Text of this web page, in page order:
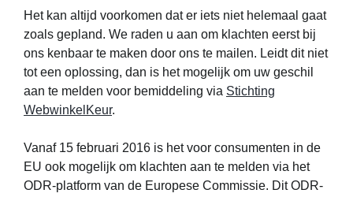
Het kan altijd voorkomen dat er iets niet helemaal gaat
zoals gepland. We raden u aan om klachten eerst bij
ons kenbaar te maken door ons te mailen. Leidt dit niet
tot een oplossing, dan is het mogelijk om uw geschil
aan te melden voor bemiddeling via Stichting
WebwinkelKeur.
Vanaf 15 februari 2016 is het voor consumenten in de
EU ook mogelijk om klachten aan te melden via het
ODR-platform van de Europese Commissie. Dit ODR-